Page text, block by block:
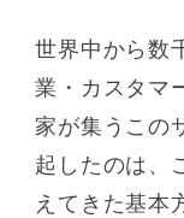
世界中から数
業・カスタマ
家が集うこの
起したのは、
えてきた基本